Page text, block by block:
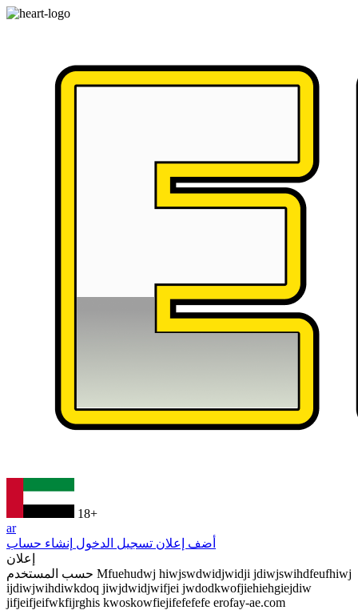
18+
ar
أضف إعلان تسجيل الدخول إنشاء حساب
إعلان
Mfuehudwj hiwjswdwidjwidji jdiwjswihdfeufhiwj
ijdiwjwihdiwkdoq jiwjdwidjwifjei jwdodkwofjiehiehgiejdiw
jifjeifjeifwkfijrghis kwoskowfiejifefefefe erofay-ae.com